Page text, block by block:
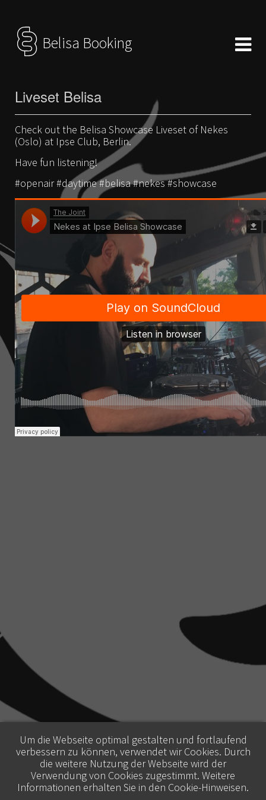
Belisa Booking
Liveset Belisa
Check out the Belisa Showcase Liveset of Nekes
(Oslo) at Ipse Club, Berlin.
Have fun listening!
#openair #daytime #belisa #nekes #showcase
Um die Webseite optimal gestalten und fortlaufend
verbessern zu können, verwendet wir Cookies. Durch
die weitere Nutzung der Webseite wird der
Verwendung von Cookies zugestimmt. Weitere
Informationen erhalten Sie in den Cookie-Hinweisen.